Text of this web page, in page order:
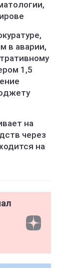
в аварии,
1,5
на
через
на